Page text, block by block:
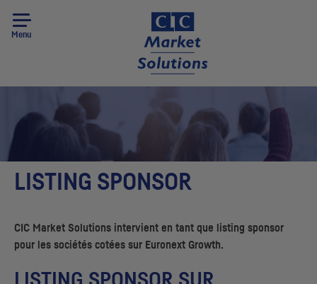
Menu
LISTING SPONSOR
CIC Market Solutions intervient en tant que listing sponsor
pour les sociétés cotées sur Euronext Growth.